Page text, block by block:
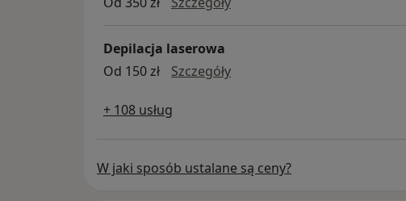
Depilacja laserowa
Od 150 zł
Szczegółydepilacja laserowa
+ 108 usług
W jaki sposób ustalane są ceny?